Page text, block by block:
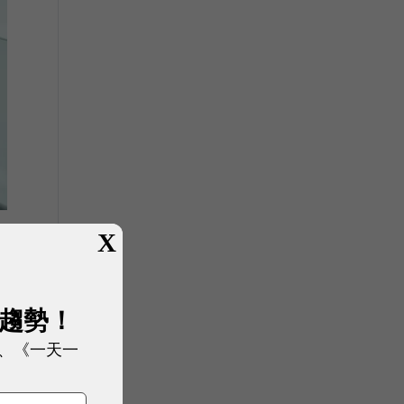
X
勢！
《一天一